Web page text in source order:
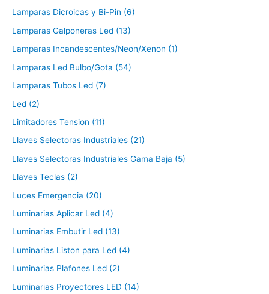
Lamparas Dicroicas y Bi-Pin (6)
Lamparas Galponeras Led (13)
Lamparas Incandescentes/Neon/Xenon (1)
Lamparas Led Bulbo/Gota (54)
Lamparas Tubos Led (7)
Led (2)
Limitadores Tension (11)
Llaves Selectoras Industriales (21)
Llaves Selectoras Industriales Gama Baja (5)
Llaves Teclas (2)
Luces Emergencia (20)
Luminarias Aplicar Led (4)
Luminarias Embutir Led (13)
Luminarias Liston para Led (4)
Luminarias Plafones Led (2)
Luminarias Proyectores LED (14)